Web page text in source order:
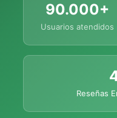
90.000+
Usuarios atendidos